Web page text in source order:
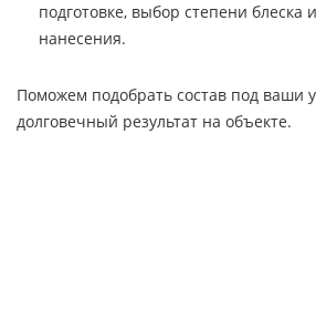
подготовке, выбор степени блеска
нанесения.
Поможем подобрать состав под ваши
долговечный результат на объекте.